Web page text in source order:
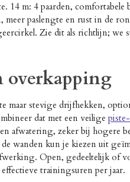
14 m: 4 paarden,
paslengte en rust in de
Zie dit als richtlijn; we
overkapping
maar stevige drijfhekken,
dat met een veilige
afwatering, zeker bij hogere
wanden kun je kiezen uit
Open, gedeeltelijk of
trainingsuren per jaar.